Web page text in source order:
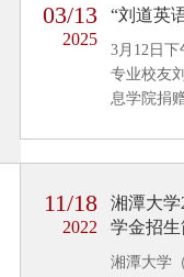
03/13
2025
“刘道英
3月12日
专业校友
息学院捐
11/18
2022
湘潭大学
学金招
湘潭大学